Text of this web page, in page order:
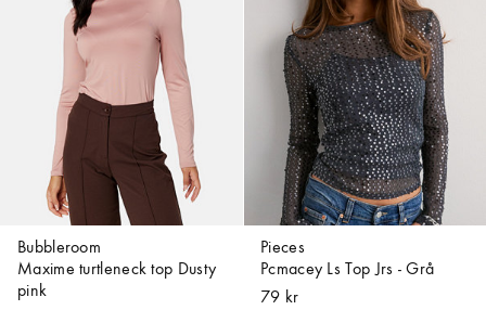
Bubbleroom
Maxime turtleneck top Dusty
pink
Pieces
Pcmacey Ls Top Jrs - Grå
79 kr